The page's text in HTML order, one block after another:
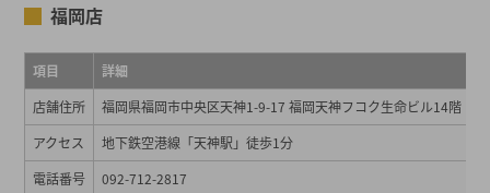
福岡店
項目
詳細
店舗住所
福岡県福岡市中央区天神1-9-17 福岡天神フコク生命ビル14階
アクセス
地下鉄空港線「天神駅」徒歩1分
電話番号
092-712-2817